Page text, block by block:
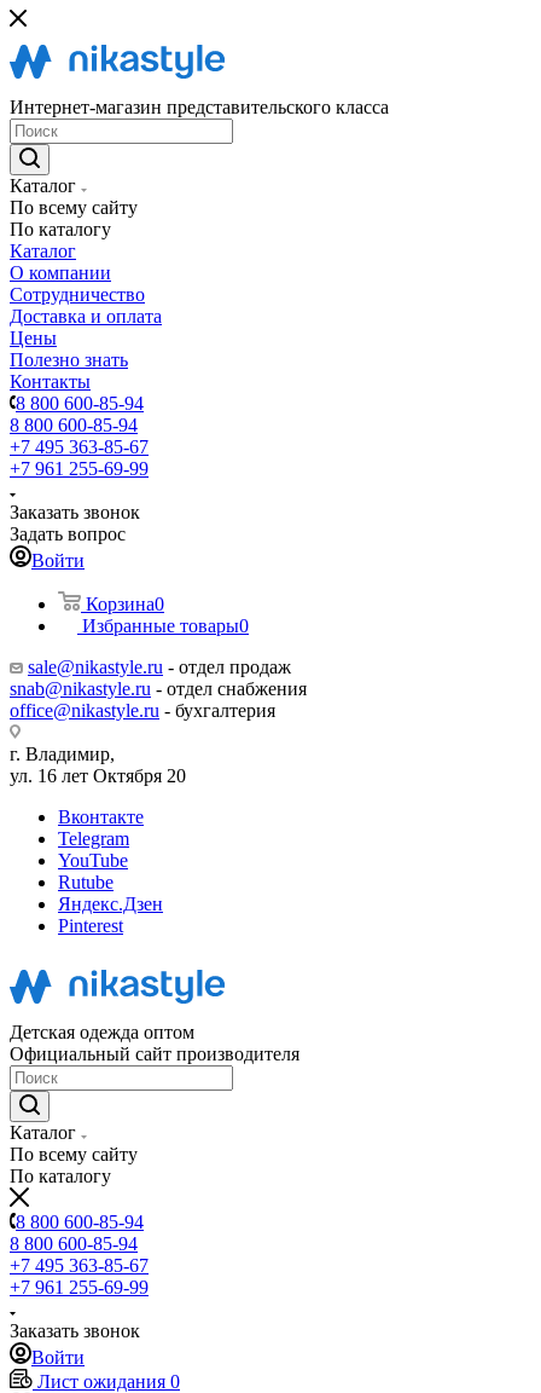
Интернет-магазин представительского класса
Каталог
По всему сайту
По каталогу
Каталог
О компании
Сотрудничество
Доставка и оплата
Цены
Полезно знать
Контакты
8 800 600-85-94
8 800 600-85-94
+7 495 363-85-67
+7 961 255-69-99
Заказать звонок
Задать вопрос
Войти
Корзина0
Избранные товары0
sale@nikastyle.ru - отдел продаж
snab@nikastyle.ru - отдел снабжения
office@nikastyle.ru - бухгалтерия
г. Владимир,
ул. 16 лет Октября 20
Вконтакте
Telegram
YouTube
Rutube
Яндекс.Дзен
Pinterest
Детская одежда оптом
Официальный сайт производителя
Каталог
По всему сайту
По каталогу
8 800 600-85-94
8 800 600-85-94
+7 495 363-85-67
+7 961 255-69-99
Заказать звонок
Войти
Лист ожидания 0